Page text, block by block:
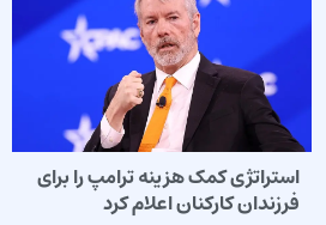
استراتژی کمک هزینه ترامپ را برای
فرزندان کارکنان اعلام کرد